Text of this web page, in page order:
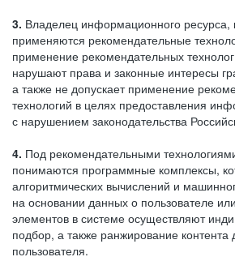
3. Владелец информационного ресурса,
применяются рекомендательные
применение рекомендательных
нарушают права и законные интересы
а также не допускает применение
технологий в целях предоставления
с нарушением законодательства
4. Под рекомендательными
понимаются программные комплексы,
алгоритмических вычислений и
на основании данных о пользователе
элементов в системе осуществляют
подбор, а также ранжирование контента
пользователя.